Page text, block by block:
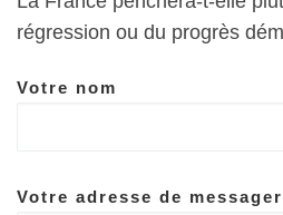
régression ou du progrès
Votre nom
Votre adresse de